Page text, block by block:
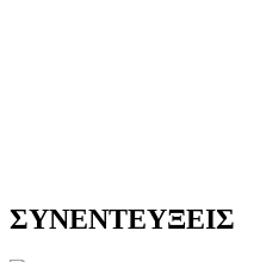
ΣΥΝΕΝΤΕΥΞΕΙΣ